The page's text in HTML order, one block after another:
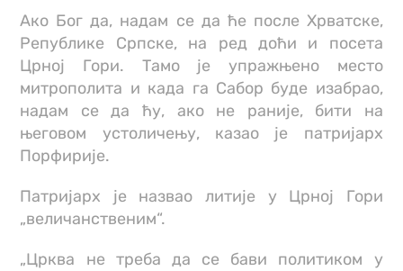
Ако Бог да, надам се да ће после Хрватске,
Републике Српске, на ред доћи и посета
Црној Гори. Тамо је упражњено место
митрополита и када га Сабор буде изабрао,
надам се да ћу, ако не раније, бити на
његовом устоличењу, казао је патријарх
Порфирије.
Патријарх је назвао литије у Црној Гори
„величанственим“.
„Црква не треба да се бави политиком у